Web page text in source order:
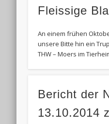
Fleissige
An einem frühen
unsere Bitte hin ein
THW – Moers im
Bericht der
13.10.2014